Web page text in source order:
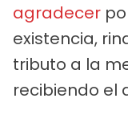
agradecer
existencia,
tributo a la
recibiendo el